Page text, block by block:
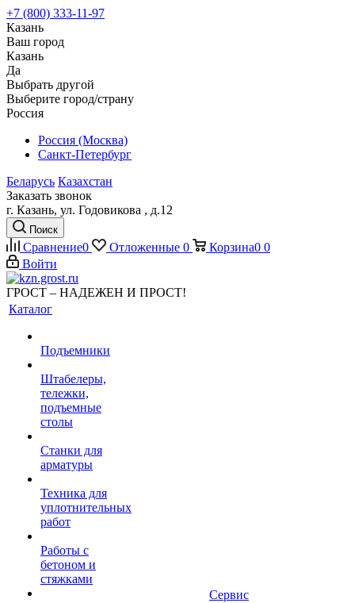
+7 (800) 333-11-97
Казань
Ваш город
Казань
Да
Выбрать другой
Выберите город/страну
Россия
Россия (Москва)
Санкт-Петербург
Беларусь Казахстан
Заказать звонок
г. Казань, ул. Годовикова , д.12
Поиск
Сравнение0 Отложенные 0 Корзина0 0
Войти
ГРОСТ – НАДЕЖЕН И ПРОСТ!
Каталог
Подъемники
Штабелеры,
тележки,
подъемные
столы
Станки для
арматуры
Техника для
уплотнительных
работ
Работы с
бетоном и
стяжками
Сервис